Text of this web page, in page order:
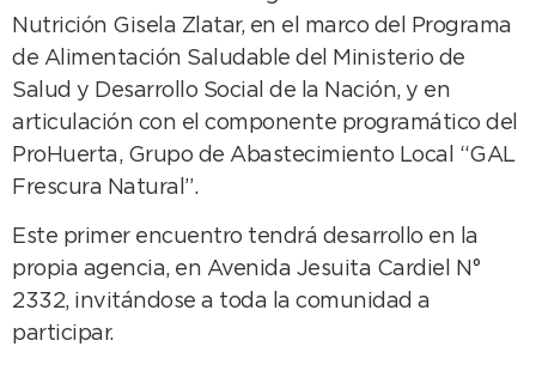
Nutrición Gisela Zlatar, en el marco del Programa
de Alimentación Saludable del Ministerio de
Salud y Desarrollo Social de la Nación, y en
articulación con el componente programático del
ProHuerta, Grupo de Abastecimiento Local “GAL
Frescura Natural”.
Este primer encuentro tendrá desarrollo en la
propia agencia, en Avenida Jesuita Cardiel N°
2332, invitándose a toda la comunidad a
participar.